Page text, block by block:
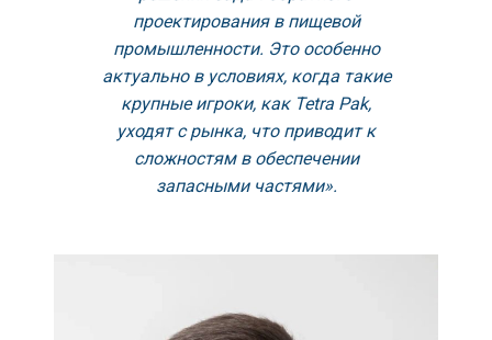
проектирования в пищевой
промышленности. Это особенно
актуально в условиях, когда такие
крупные игроки, как Tetra Pak,
уходят с рынка, что приводит к
сложностям в обеспечении
запасными частями».